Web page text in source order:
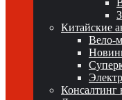
Китайские
Вело-
Консалтинг